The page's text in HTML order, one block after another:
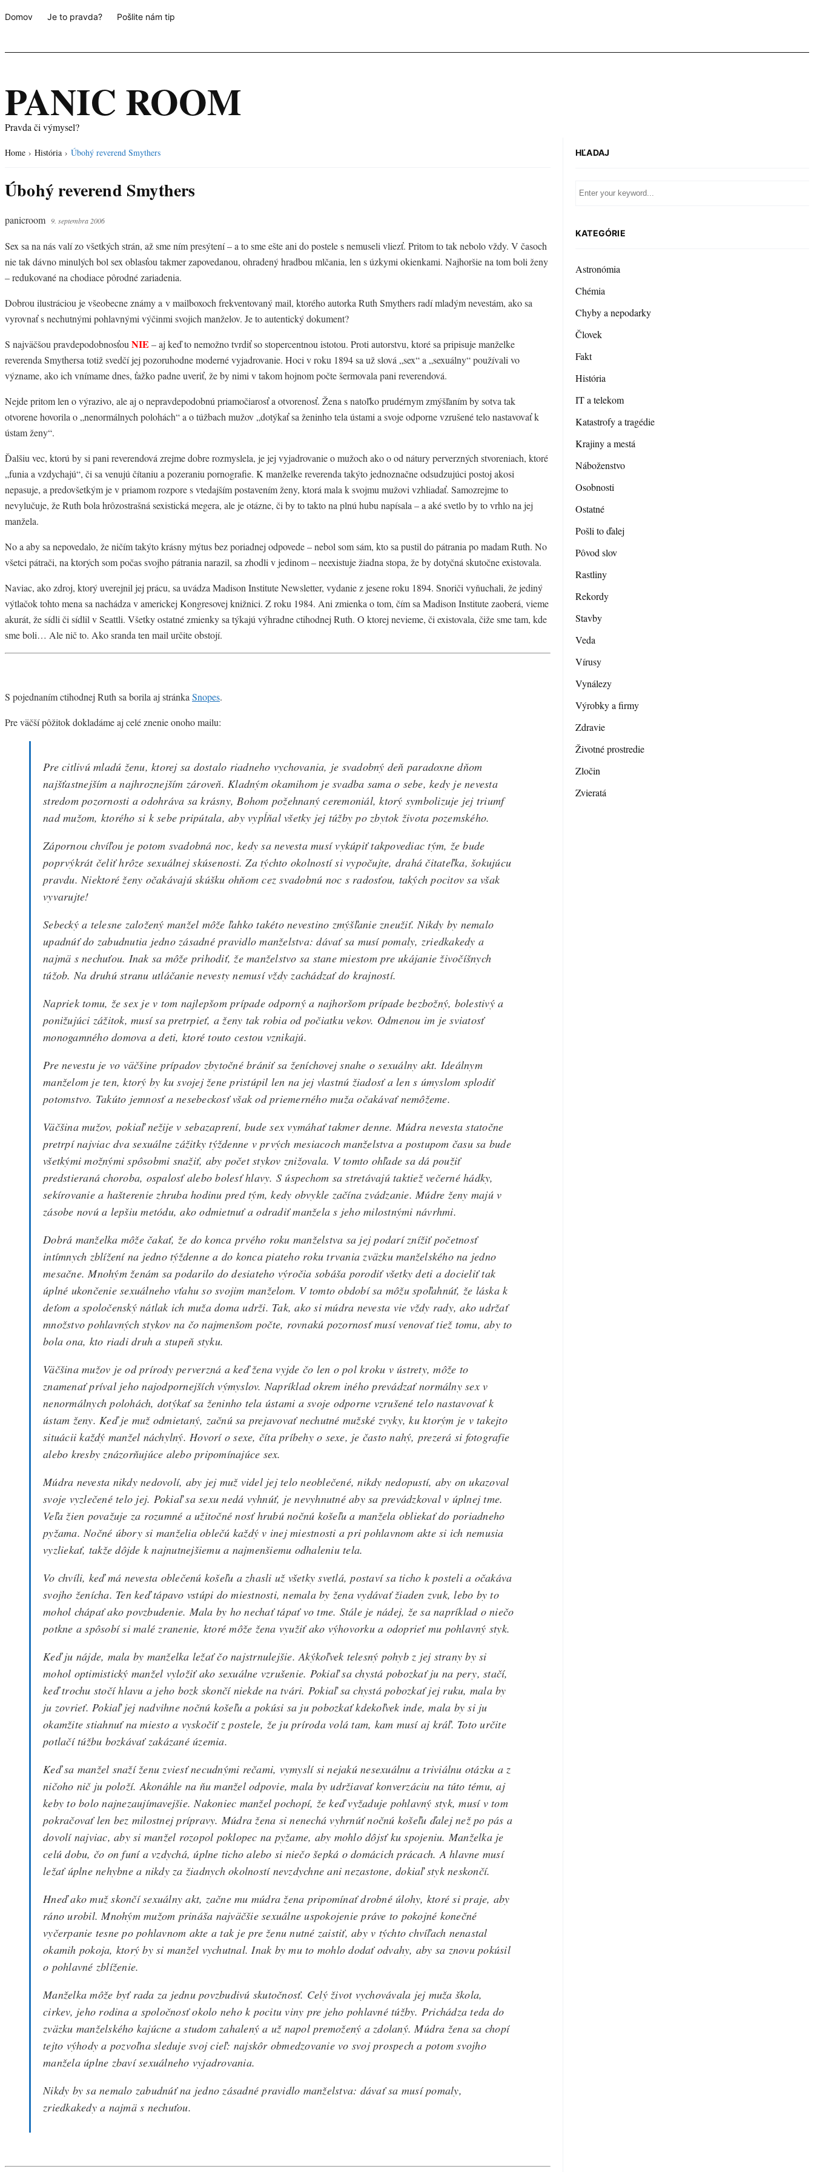
Domov Je to pravda? Pošlite nám tip
PANIC ROOM
Pravda či výmysel?
Home › História › Úbohý reverend Smythers
Úbohý reverend Smythers
panicroom 9. septembra 2006
Sex sa na nás valí zo všetkých strán, až sme ním presýtení – a to sme ešte ani do postele s nemuseli vliezť. Pritom to tak nebolo vždy. V časoch
nie tak dávno minulých bol sex oblasťou takmer zapovedanou, ohradený hradbou mlčania, len s úzkymi okienkami. Najhoršie na tom boli ženy
– redukované na chodiace pôrodné zariadenia.
Dobrou ilustráciou je všeobecne známy a v mailboxoch frekventovaný mail, ktorého autorka Ruth Smythers radí mladým nevestám, ako sa
vyrovnať s nechutnými pohlavnými výčinmi svojich manželov. Je to autentický dokument?
S najväčšou pravdepodobnosťou NIE – aj keď to nemožno tvrdiť so stopercentnou istotou. Proti autorstvu, ktoré sa pripisuje manželke
reverenda Smythersa totiž svedčí jej pozoruhodne moderné vyjadrovanie. Hoci v roku 1894 sa už slová „sex“ a „sexuálny“ používali vo
význame, ako ich vnímame dnes, ťažko padne uveriť, že by nimi v takom hojnom počte šermovala pani reverendová.
Nejde pritom len o výrazivo, ale aj o nepravdepodobnú priamočiarosť a otvorenosť. Žena s natoľko prudérnym zmýšľaním by sotva tak
otvorene hovorila o „nenormálnych polohách“ a o túžbach mužov „dotýkať sa ženinho tela ústami a svoje odporne vzrušené telo nastavovať k
ústam ženy“.
Ďalšiu vec, ktorú by si pani reverendová zrejme dobre rozmyslela, je jej vyjadrovanie o mužoch ako o od nátury perverzných stvoreniach, ktoré
„funia a vzdychajú“, či sa venujú čítaniu a pozeraniu pornografie. K manželke reverenda takýto jednoznačne odsudzujúci postoj akosi
nepasuje, a predovšetkým je v priamom rozpore s vtedajším postavením ženy, ktorá mala k svojmu mužovi vzhliadať. Samozrejme to
nevylučuje, že Ruth bola hrôzostrašná sexistická megera, ale je otázne, či by to takto na plnú hubu napísala – a aké svetlo by to vrhlo na jej
manžela.
No a aby sa nepovedalo, že ničím takýto krásny mýtus bez poriadnej odpovede – nebol som sám, kto sa pustil do pátrania po madam Ruth. No
všetci pátrači, na ktorých som počas svojho pátrania narazil, sa zhodli v jedinom – neexistuje žiadna stopa, že by dotyčná skutočne existovala.
Naviac, ako zdroj, ktorý uverejnil jej prácu, sa uvádza Madison Institute Newsletter, vydanie z jesene roku 1894. Snoriči vyňuchali, že jediný
výtlačok tohto mena sa nachádza v americkej Kongresovej knižnici. Z roku 1984. Ani zmienka o tom, čím sa Madison Institute zaoberá, vieme
akurát, že sídli či sídlil v Seattli. Všetky ostatné zmienky sa týkajú výhradne ctihodnej Ruth. O ktorej nevieme, či existovala, čiže sme tam, kde
sme boli… Ale nič to. Ako sranda ten mail určite obstojí.
S pojednaním ctihodnej Ruth sa borila aj stránka Snopes.
Pre väčší pôžitok dokladáme aj celé znenie onoho mailu:
Pre citlivú mladú ženu, ktorej sa dostalo riadneho vychovania, je svadobný deň paradoxne dňom
najšťastnejším a najhroznejším zároveň. Kladným okamihom je svadba sama o sebe, kedy je nevesta
stredom pozornosti a odohráva sa krásny, Bohom požehnaný ceremoniál, ktorý symbolizuje jej triumf
nad mužom, ktorého si k sebe pripútala, aby vypĺňal všetky jej túžby po zbytok života pozemského.
Zápornou chvíľou je potom svadobná noc, kedy sa nevesta musí vykúpiť takpovediac tým, že bude
poprvýkrát čeliť hrôze sexuálnej skúsenosti. Za týchto okolností si vypočujte, drahá čitateľka, šokujúcu
pravdu. Niektoré ženy očakávajú skúšku ohňom cez svadobnú noc s radosťou, takých pocitov sa však
vyvarujte!
Sebecký a telesne založený manžel môže ľahko takéto nevestino zmýšľanie zneužiť. Nikdy by nemalo
upadnúť do zabudnutia jedno zásadné pravidlo manželstva: dávať sa musí pomaly, zriedkakedy a
najmä s nechuťou. Inak sa môže prihodiť, že manželstvo sa stane miestom pre ukájanie živočíšnych
túžob. Na druhú stranu utláčanie nevesty nemusí vždy zachádzať do krajností.
Napriek tomu, že sex je v tom najlepšom prípade odporný a najhoršom prípade bezbožný, bolestivý a
ponižujúci zážitok, musí sa pretrpieť, a ženy tak robia od počiatku vekov. Odmenou im je sviatosť
monogamného domova a deti, ktoré touto cestou vznikajú.
Pre nevestu je vo väčšine prípadov zbytočné brániť sa ženíchovej snahe o sexuálny akt. Ideálnym
manželom je ten, ktorý by ku svojej žene pristúpil len na jej vlastnú žiadosť a len s úmyslom splodiť
potomstvo. Takúto jemnosť a nesebeckosť však od priemerného muža očakávať nemôžeme.
Väčšina mužov, pokiaľ nežije v sebazaprení, bude sex vymáhať takmer denne. Múdra nevesta statočne
pretrpí najviac dva sexuálne zážitky týždenne v prvých mesiacoch manželstva a postupom času sa bude
všetkými možnými spôsobmi snažiť, aby počet stykov znižovala. V tomto ohľade sa dá použiť
predstieraná choroba, ospalosť alebo bolesť hlavy. S úspechom sa stretávajú taktiež večerné hádky,
sekírovanie a hašterenie zhruba hodinu pred tým, kedy obvykle začína zvádzanie. Múdre ženy majú v
zásobe novú a lepšiu metódu, ako odmietnuť a odradiť manžela s jeho milostnými návrhmi.
Dobrá manželka môže čakať, že do konca prvého roku manželstva sa jej podarí znížiť početnosť
intímnych zblížení na jedno týždenne a do konca piateho roku trvania zväzku manželského na jedno
mesačne. Mnohým ženám sa podarilo do desiateho výročia sobáša porodiť všetky deti a docieliť tak
úplné ukončenie sexuálneho vťahu so svojim manželom. V tomto období sa môžu spoľahnúť, že láska k
deťom a spoločenský nátlak ich muža doma udrži. Tak, ako si múdra nevesta vie vždy rady, ako udržať
množstvo pohlavných stykov na čo najmenšom počte, rovnakú pozornosť musí venovať tiež tomu, aby to
bola ona, kto riadi druh a stupeň styku.
Väčšina mužov je od prírody perverzná a keď žena vyjde čo len o pol kroku v ústrety, môže to
znamenať príval jeho najodpornejších výmyslov. Napríklad okrem iného prevádzať normálny sex v
nenormálnych polohách, dotýkať sa ženinho tela ústami a svoje odporne vzrušené telo nastavovať k
ústam ženy. Keď je muž odmietaný, začnú sa prejavovať nechutné mužské zvyky, ku ktorým je v takejto
situácii každý manžel náchylný. Hovorí o sexe, číta príbehy o sexe, je často nahý, prezerá si fotografie
alebo kresby znázorňujúce alebo pripomínajúce sex.
Múdra nevesta nikdy nedovolí, aby jej muž videl jej telo neoblečené, nikdy nedopustí, aby on ukazoval
svoje vyzlečené telo jej. Pokiaľ sa sexu nedá vyhnúť, je nevyhnutné aby sa prevádzkoval v úplnej tme.
Veľa žien považuje za rozumné a užitočné nosť hrubú nočnú košeľu a manžela obliekať do poriadneho
pyžama. Nočné úbory si manželia oblečú každý v inej miestnosti a pri pohlavnom akte si ich nemusia
vyzliekať, takže dôjde k najnutnejšiemu a najmenšiemu odhaleniu tela.
Vo chvíli, keď má nevesta oblečenú košeľu a zhasli už všetky svetlá, postaví sa ticho k posteli a očakáva
svojho ženícha. Ten keď tápavo vstúpi do miestnosti, nemala by žena vydávať žiaden zvuk, lebo by to
mohol chápať ako povzbudenie. Mala by ho nechať tápať vo tme. Stále je nádej, že sa napríklad o niečo
potkne a spôsobí si malé zranenie, ktoré môže žena využiť ako výhovorku a odoprieť mu pohlavný styk.
Keď ju nájde, mala by manželka ležať čo najstrnulejšie. Akýkoľvek telesný pohyb z jej strany by si
mohol optimistický manžel vyložiť ako sexuálne vzrušenie. Pokiaľ sa chystá pobozkať ju na pery, stačí,
keď trochu stočí hlavu a jeho bozk skončí niekde na tvári. Pokiaľ sa chystá pobozkať jej ruku, mala by
ju zovrieť. Pokiaľ jej nadvihne nočnú košeľu a pokúsi sa ju pobozkať kdekoľvek inde, mala by si ju
okamžite stiahnuť na miesto a vyskočiť z postele, že ju príroda volá tam, kam musí aj kráľ. Toto určite
potlačí túžbu bozkávať zakázané územia.
Keď sa manžel snaží ženu zviesť necudnými rečami, vymyslí si nejakú nesexuálnu a triviálnu otázku a z
ničoho nič ju položí. Akonáhle na ňu manžel odpovie, mala by udržiavať konverzáciu na túto tému, aj
keby to bolo najnezaujímavejšie. Nakoniec manžel pochopí, že keď vyžaduje pohlavný styk, musí v tom
pokračovať len bez milostnej prípravy. Múdra žena si nenechá vyhrnúť nočnú košeľu ďalej než po pás a
dovolí najviac, aby si manžel rozopol poklopec na pyžame, aby mohlo dôjsť ku spojeniu. Manželka je
celú dobu, čo on funí a vzdychá, úplne ticho alebo si niečo šepká o domácich prácach. A hlavne musí
ležať úplne nehybne a nikdy za žiadnych okolností nevzdychne ani nezastone, dokiaľ styk neskončí.
Hneď ako muž skončí sexuálny akt, začne mu múdra žena pripomínať drobné úlohy, ktoré si praje, aby
ráno urobil. Mnohým mužom prináša najväčšie sexuálne uspokojenie práve to pokojné konečné
vyčerpanie tesne po pohlavnom akte a tak je pre ženu nutné zaistiť, aby v týchto chvíľach nenastal
okamih pokoja, ktorý by si manžel vychutnal. Inak by mu to mohlo dodať odvahy, aby sa znovu pokúsil
o pohlavné zblíženie.
Manželka môže byť rada za jednu povzbudivú skutočnosť. Celý život vychovávala jej muža škola,
cirkev, jeho rodina a spoločnosť okolo neho k pocitu viny pre jeho pohlavné túžby. Prichádza teda do
zväzku manželského kajúcne a studom zahalený a už napol premožený a zdolaný. Múdra žena sa chopí
tejto výhody a pozvoľna sleduje svoj cieľ: najskôr obmedzovanie vo svoj prospech a potom svojho
manžela úplne zbaví sexuálneho vyjadrovania.
Nikdy by sa nemalo zabudnúť na jedno zásadné pravidlo manželstva: dávať sa musí pomaly,
zriedkakedy a najmä s nechuťou.
HĽADAJ
KATEGÓRIE
Astronómia
Chémia
Chyby a nepodarky
Človek
Fakt
História
IT a telekom
Katastrofy a tragédie
Krajiny a mestá
Náboženstvo
Osobnosti
Ostatné
Pošli to ďalej
Pôvod slov
Rastliny
Rekordy
Stavby
Veda
Vírusy
Vynálezy
Výrobky a firmy
Zdravie
Životné prostredie
Zločin
Zvieratá